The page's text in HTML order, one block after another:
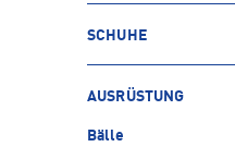
SCHUHE
AUSRÜSTUNG
Bälle